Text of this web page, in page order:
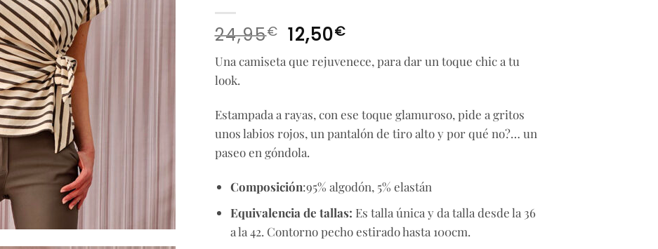
24,95€ El
precio
original
12,50€El
actual
Una camiseta que rejuvenece, para dar un toque chic a tu
look.
Estampada a rayas, con ese toque glamuroso, pide a gritos
unos labios rojos, un pantalón de tiro alto y por qué no?… un
paseo en góndola.
Composición:95% algodón, 5% elastán
Equivalencia de tallas: Es talla única y da talla desde la 36
a la 42. Contorno pecho estirado hasta 100cm.